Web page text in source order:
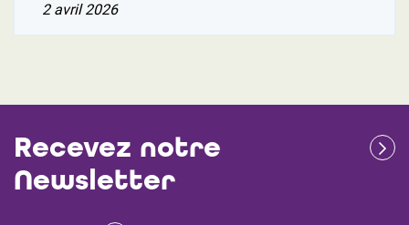
2 avril 2026
Recevez notre
Newsletter